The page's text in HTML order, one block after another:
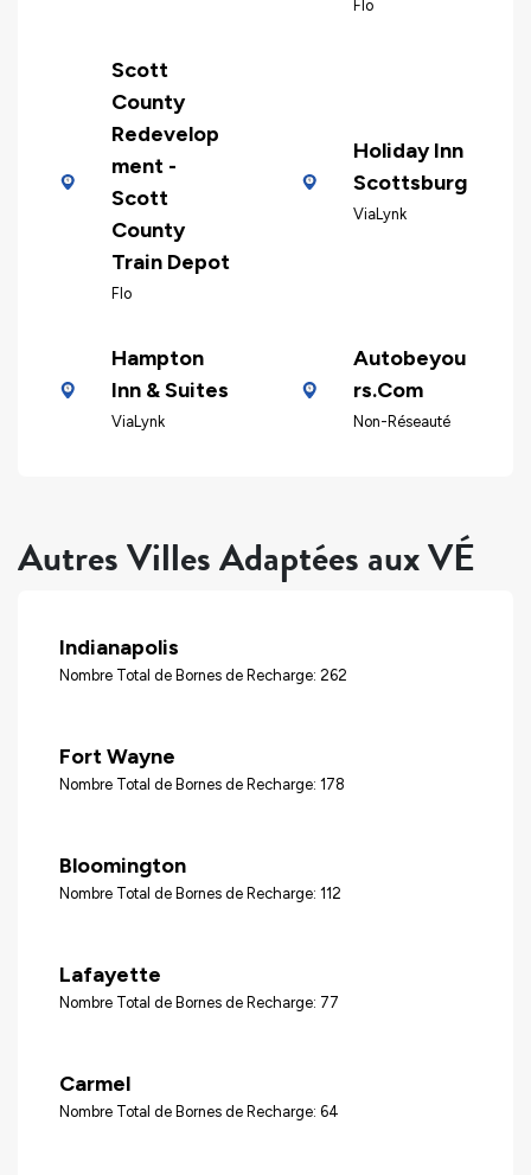
Flo
Scott
County
Redevelop
ment -
Scott
County
Train Depot
Flo
Holiday Inn
Scottsburg
ViaLynk
Hampton
Inn & Suites
ViaLynk
Autobeyou
rs.Com
Non-Réseauté
Autres Villes Adaptées aux VÉ
Indianapolis
Nombre Total de Bornes de Recharge: 262
Fort Wayne
Nombre Total de Bornes de Recharge: 178
Bloomington
Nombre Total de Bornes de Recharge: 112
Lafayette
Nombre Total de Bornes de Recharge: 77
Carmel
Nombre Total de Bornes de Recharge: 64